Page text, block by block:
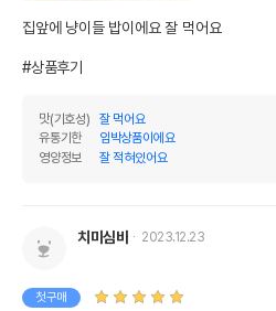
집앞에 냥이들 밥이에요 잘 먹어요
#상품후기
맛(기호성)
잘 먹어요
유통기한
임박상품이에요
영양정보
잘 적혀있어요
치미심바 2023.12.23
첫구매